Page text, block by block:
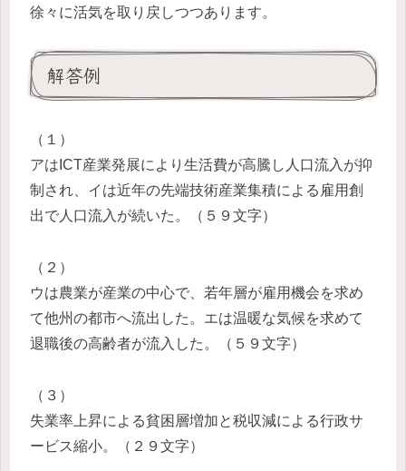
徐々に活気を取り戻しつつあります。
解答例
（１）
アはICT産業発展により生活費が高騰し人口流入が抑
制され、イは近年の先端技術産業集積による雇用創
出で人口流入が続いた。（５９文字）
（２）
ウは農業が産業の中心で、若年層が雇用機会を求め
て他州の都市へ流出した。エは温暖な気候を求めて
退職後の高齢者が流入した。（５９文字）
（３）
失業率上昇による貧困層増加と税収減による行政サ
ービス縮小。（２９文字）